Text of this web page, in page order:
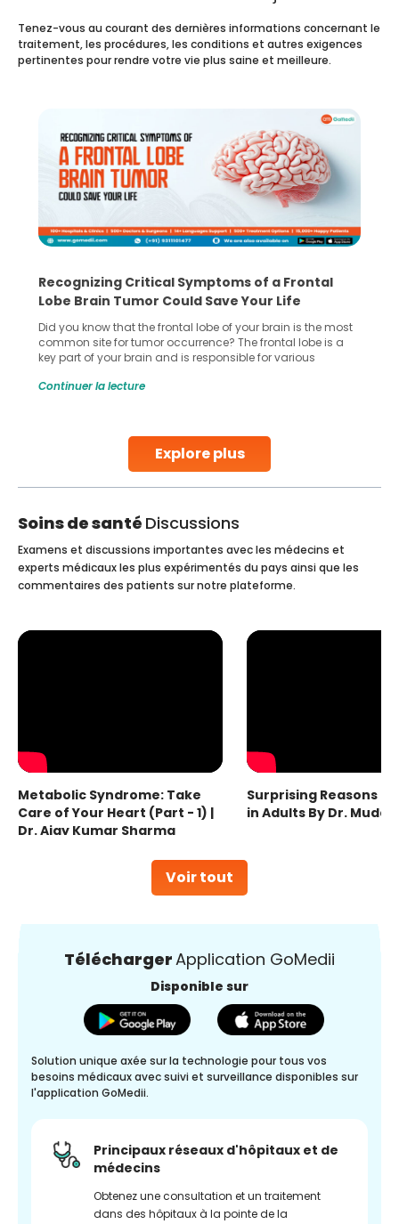
Explore plus
Tenez-vous au courant des dernières informations concernant le
traitement, les procédures, les conditions et autres exigences
pertinentes pour rendre votre vie plus saine et meilleure.
Recognizing Critical Symptoms of a Frontal
Lobe Brain Tumor Could Save Your Life
Did you know that the frontal lobe of your brain is the most
common site for tumor occurrence? The frontal lobe is a
key part of your brain and is responsible for various
harm to it can lead to serious complications. However, with
Continuer la lecture
Soins de santé Discussions
Voir tout
Examens et discussions importantes avec les médecins et
experts médicaux les plus expérimentés du pays ainsi que les
commentaires des patients sur notre plateforme.
Metabolic Syndrome: Take
Care of Your Heart (Part - 1) |
Dr. Ajay Kumar Sharma
Surprising Reasons
in Adults By Dr.
TéléchargerApplication GoMedii
Disponible sur
Solution unique axée sur la technologie pour tous vos
besoins médicaux avec suivi et surveillance disponibles sur
l'application GoMedii.
Principaux réseaux d'hôpitaux et de
médecins
Obtenez une consultation et un traitement
dans des hôpitaux à la pointe de la